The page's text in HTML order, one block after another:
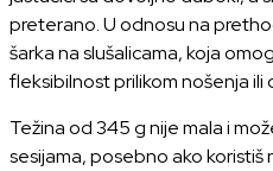
preterano. U odnosu na
šarka na slušalicama, koja
fleksibilnost prilikom nošenja ili
Težina od 345 g nije mala i
sesijama, posebno ako koristiš